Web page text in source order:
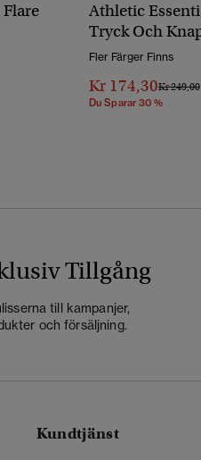
Athletic
Tryck Och
Fler Färger Finns
Kr 174,30Pris
Kr 249,00
Du Sparar 30 %
Tillgång
till kampanjer,
och försäljning.
Kundtjänst